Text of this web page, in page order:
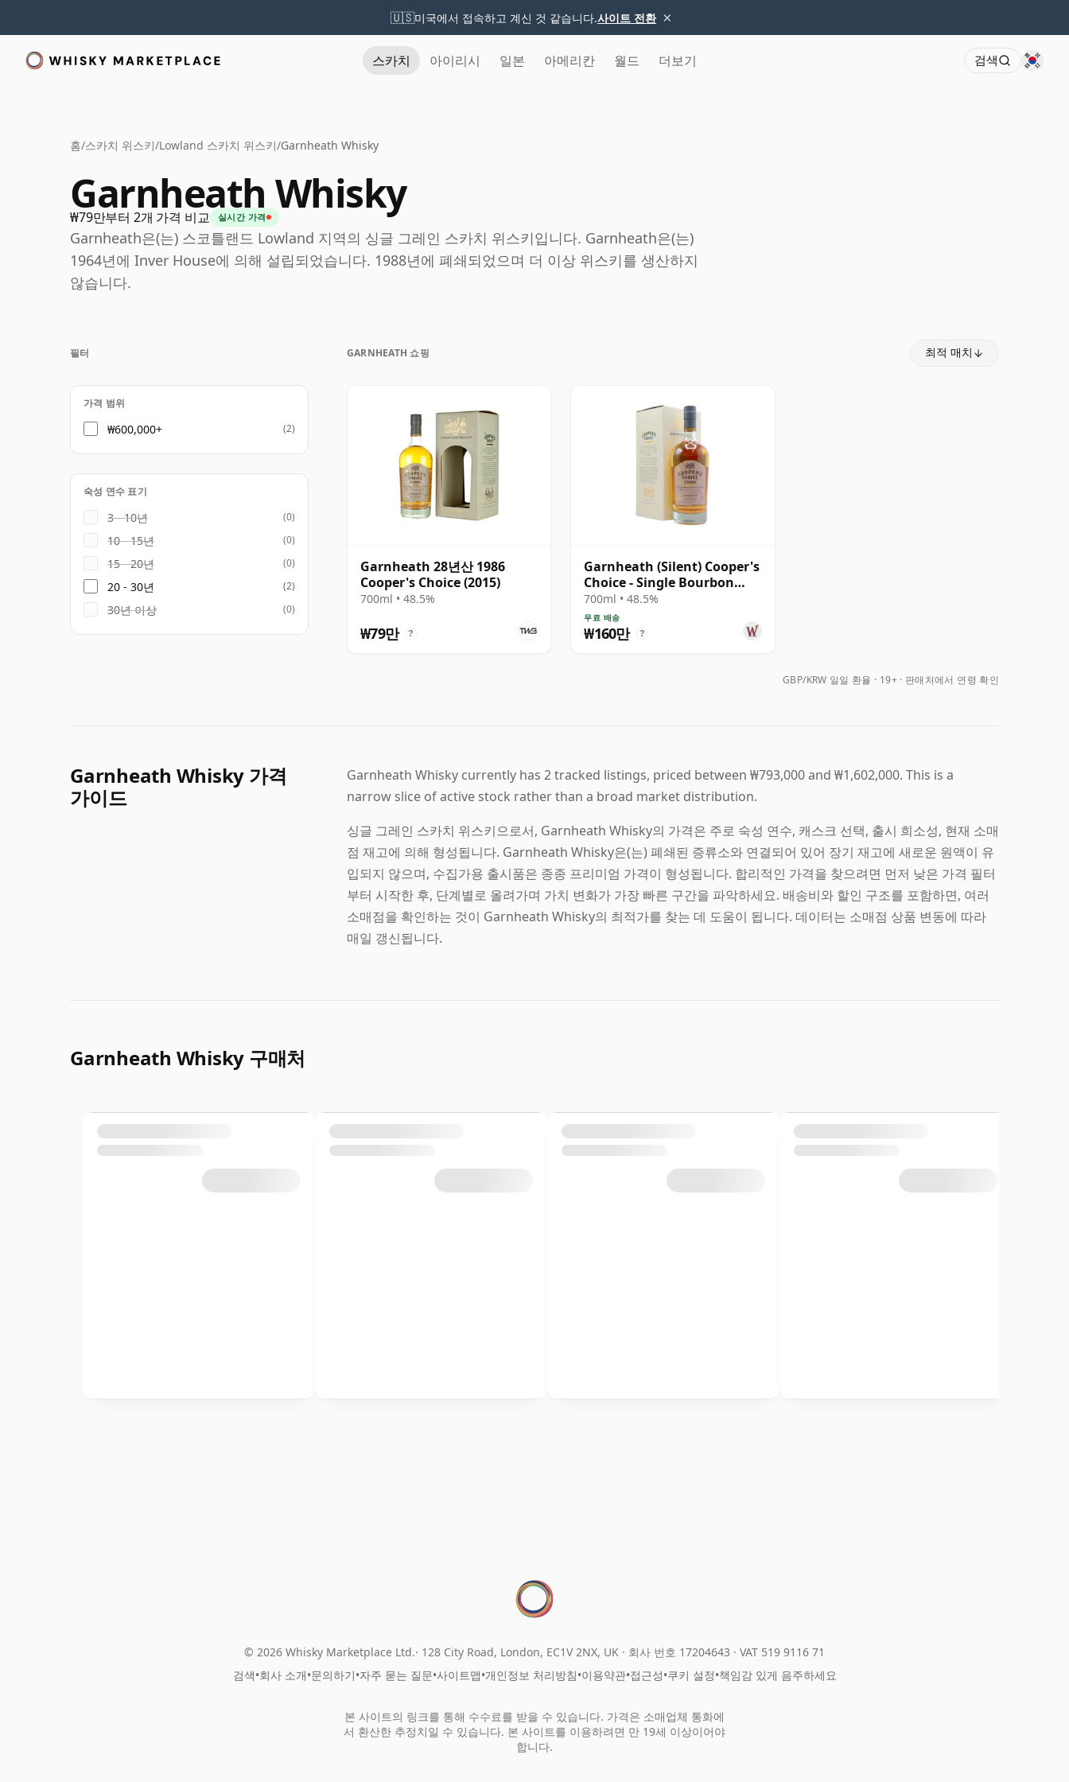
🇺🇸미국에서 접속하고 계신 것 같습니다.사이트 전환 ×
스카치 아이리시 일본 아메리칸 월드 더보기 검색
홈/스카치 위스키/Lowland 스카치 위스키/Garnheath Whisky
Garnheath Whisky
₩79만부터 2개 가격 비교 실시간 가격
Garnheath은(는) 스코틀랜드 Lowland 지역의 싱글 그레인 스카치 위스키입니다. Garnheath은(는)
1964년에 Inver House에 의해 설립되었습니다. 1988년에 폐쇄되었으며 더 이상 위스키를 생산하지
않습니다.
GARNHEATH 쇼핑 최적 매치
Garnheath 28년산 1986
Cooper's Choice (2015)
700ml • 48.5%
₩79만 ?
Garnheath (Silent) Cooper's
Choice - Single Bourbon
Cask #22156 1986 28년산
700ml • 48.5%
무료 배송
₩160만 ?
GBP/KRW 일일 환율 19+ · 판매처에서 연령 확인
필터
가격 범위
₩600,000+ (2)
숙성 연수 표기
3 - 10년 (0)
10 - 15년 (0)
15 - 20년 (0)
20 - 30년 (2)
30년 이상 (0)
Garnheath Whisky 가격
가이드
Garnheath Whisky currently has 2 tracked listings, priced between ₩793,000 and ₩1,602,000. This is a
narrow slice of active stock rather than a broad market distribution.
싱글 그레인 스카치 위스키으로서, Garnheath Whisky의 가격은 주로 숙성 연수, 캐스크 선택, 출시 희소성, 현재 소매
점 재고에 의해 형성됩니다. Garnheath Whisky은(는) 폐쇄된 증류소와 연결되어 있어 장기 재고에 새로운 원액이 유
입되지 않으며, 수집가용 출시품은 종종 프리미엄 가격이 형성됩니다. 합리적인 가격을 찾으려면 먼저 낮은 가격 필터
부터 시작한 후, 단계별로 올려가며 가치 변화가 가장 빠른 구간을 파악하세요. 배송비와 할인 구조를 포함하면, 여러
소매점을 확인하는 것이 Garnheath Whisky의 최적가를 찾는 데 도움이 됩니다. 데이터는 소매점 상품 변동에 따라
매일 갱신됩니다.
Garnheath Whisky 구매처
© 2026 Whisky Marketplace Ltd. 128 City Road, London, EC1V 2NX, UK · 회사 번호 17204643 · VAT 519 9116 71
검색•회사 소개•문의하기•자주 묻는 질문•사이트맵•개인정보 처리방침•이용약관•접근성•쿠키 설정•책임감 있게 음주하세요
본 사이트의 링크를 통해 수수료를 받을 수 있습니다. 가격은 소매업체 통화에
서 환산한 추정치일 수 있습니다. 본 사이트를 이용하려면 만 19세 이상이어야
합니다.